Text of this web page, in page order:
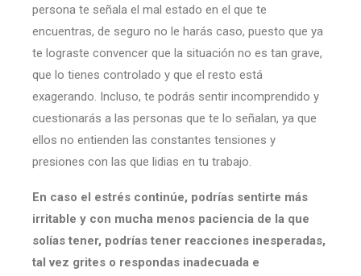
persona te señala el mal estado en el que te
encuentras, de seguro no le harás caso, puesto que ya
te lograste convencer que la situación no es tan grave,
que lo tienes controlado y que el resto está
exagerando. Incluso, te podrás sentir incomprendido y
cuestionarás a las personas que te lo señalan, ya que
ellos no entienden las constantes tensiones y
presiones con las que lidias en tu trabajo.
En caso el estrés continúe, podrías sentirte más
irritable y con mucha menos paciencia de la que
solías tener, podrías tener reacciones inesperadas,
tal vez grites o respondas inadecuada e